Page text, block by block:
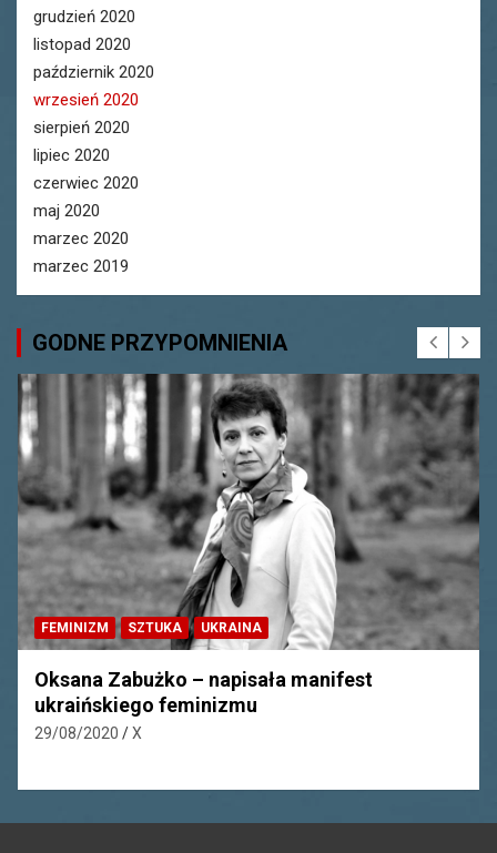
grudzień 2020
listopad 2020
październik 2020
wrzesień 2020
sierpień 2020
lipiec 2020
czerwiec 2020
maj 2020
marzec 2020
marzec 2019
GODNE PRZYPOMNIENIA
EKWADOR FEMINIZM HISTORIA PERU
Manuela Sáenz, ekwadorska feministka i
rewolucjonistka
10/08/2020 X